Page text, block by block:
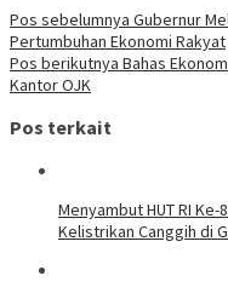
Pos sebelumnya Gubernur
Pertumbuhan Ekonomi Rakyat
Pos berikutnya Bahas
Kantor OJK
Pos terkait
Menyambut HUT RI
Kelistrikan Canggih di